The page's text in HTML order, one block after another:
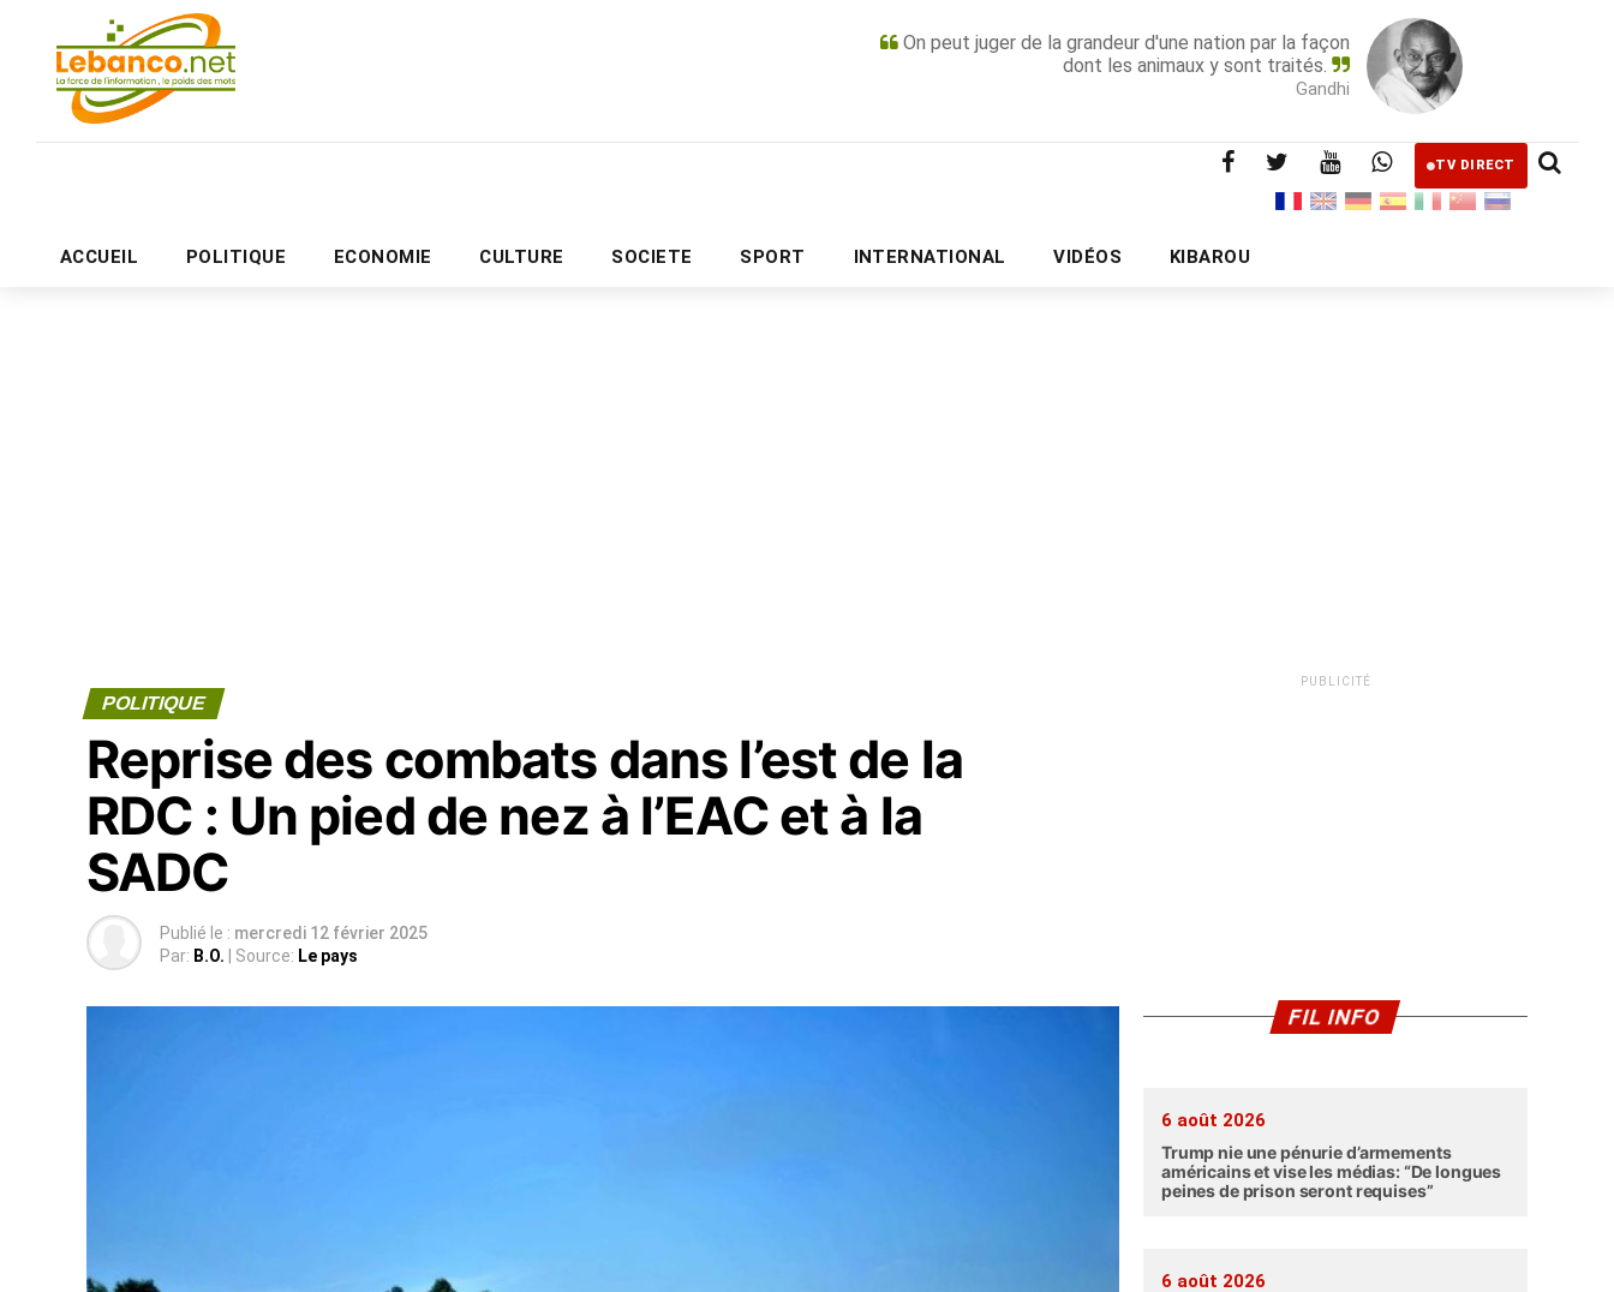
On peut juger de la grandeur d'une nation par la façon
dont les animaux y sont traités.
Gandhi
TV DIRECT
ACCUEIL POLITIQUE ECONOMIE CULTURE SOCIETE SPORT INTERNATIONAL VIDÉOS KIBAROU
PUBLICITÉ
POLITIQUE
Reprise des combats dans l’est de la
RDC : Un pied de nez à l’EAC et à la
SADC
Publié le : mercredi 12 février 2025
Par: B.O. | Source: Le pays
PUBLICITÉ
FIL INFO
6 août 2026
Trump nie une pénurie d’armements
américains et vise les médias: “De longues
peines de prison seront requises”
6 août 2026